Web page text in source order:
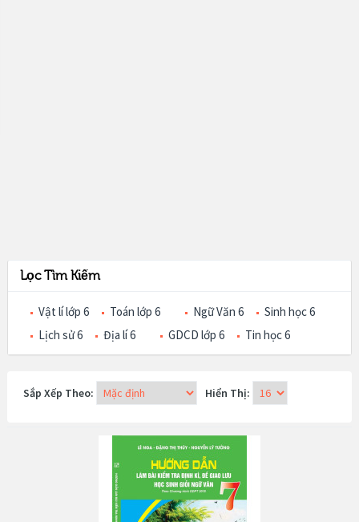
Lọc Tìm Kiếm
Vật lí lớp 6 Toán lớp 6 Ngữ Văn 6
Sinh học 6
Lịch sử 6
Địa lí 6 GDCD lớp 6 Tin học 6
Sắp Xếp Theo: Hiển Thị: